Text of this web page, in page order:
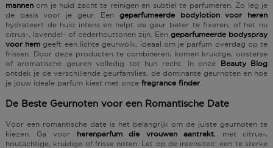
mannenom je huid zacht te reinigen en subtiel te parfumeren. Zo leg je
de basis voor je geur. Eengeparfumeerde bodylotion voor heren
hydrateert de huid intens en helpt de geur beter te fixeren, of het nu
citrus-, lavendel- of cederhouttonen zijn. Eengeparfumeerde bodyspray
voor hem geeft een lichte geurwolk, ideaal om je parfum overdag op te
frissen. Door deze producten te combineren, komen kruidige, oosterse
of aromatische geuren volledig tot hun recht. In onze
Beauty Blog
ontdek je de verschillende geurfamilies, de dominante geurnotenen hoe
je jouw ideale parfum kiest met onze fragrance finder.
De Beste Geurnoten voor een Romantische Date
Voor een romantische date is het belangrijk om de juiste geurnoten te
kiezen. Ga voor
herenparfum die vrouwen aantrekt , met citrus-,
houtachtige, kruidige of frisse noten . Let op de intensiteit: een te sterke